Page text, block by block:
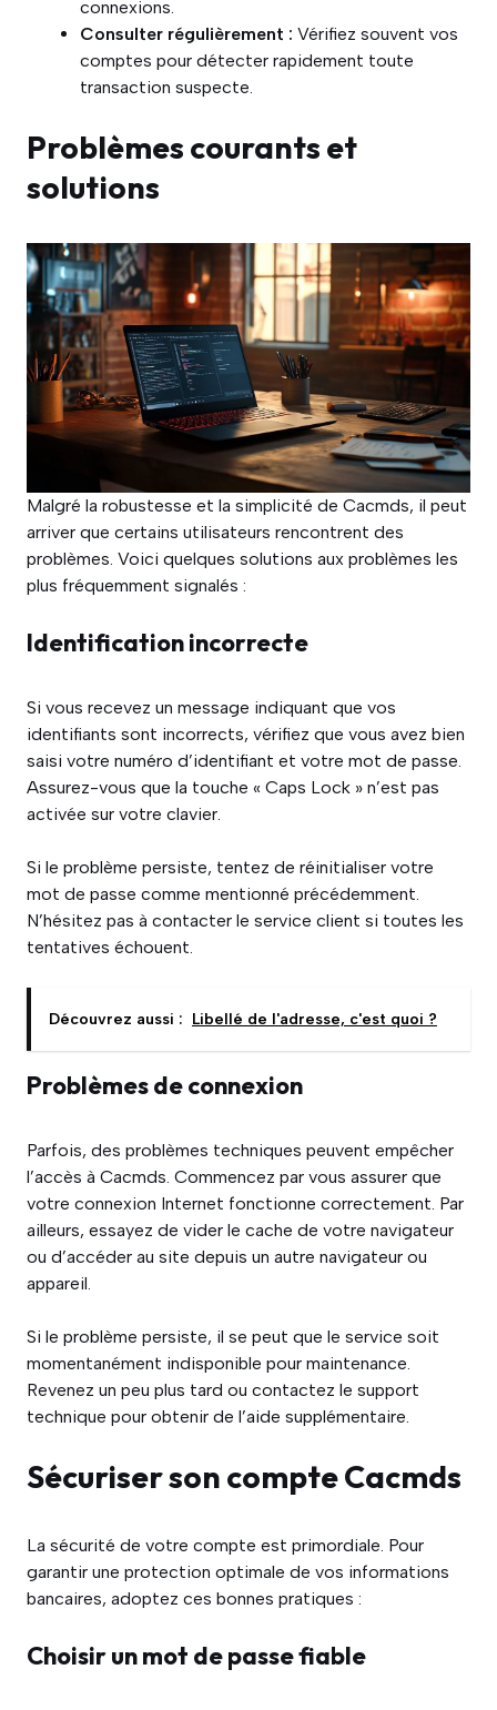
connexions.
Consulter régulièrement : Vérifiez souvent vos
comptes pour détecter rapidement toute
transaction suspecte.
Problèmes courants et
solutions
Malgré la robustesse et la simplicité de Cacmds, il peut
arriver que certains utilisateurs rencontrent des
problèmes. Voici quelques solutions aux problèmes les
plus fréquemment signalés :
Identification incorrecte
Si vous recevez un message indiquant que vos
identifiants sont incorrects, vérifiez que vous avez bien
saisi votre numéro d’identifiant et votre mot de passe.
Assurez-vous que la touche « Caps Lock » n’est pas
activée sur votre clavier.
Si le problème persiste, tentez de réinitialiser votre
mot de passe comme mentionné précédemment.
N’hésitez pas à contacter le service client si toutes les
tentatives échouent.
Découvrez aussi : Libellé de l'adresse, c'est quoi ?
Problèmes de connexion
Parfois, des problèmes techniques peuvent empêcher
l’accès à Cacmds. Commencez par vous assurer que
votre connexion Internet fonctionne correctement. Par
ailleurs, essayez de vider le cache de votre navigateur
ou d’accéder au site depuis un autre navigateur ou
appareil.
Si le problème persiste, il se peut que le service soit
momentanément indisponible pour maintenance.
Revenez un peu plus tard ou contactez le support
technique pour obtenir de l’aide supplémentaire.
Sécuriser son compte Cacmds
La sécurité de votre compte est primordiale. Pour
garantir une protection optimale de vos informations
bancaires, adoptez ces bonnes pratiques :
Choisir un mot de passe fiable